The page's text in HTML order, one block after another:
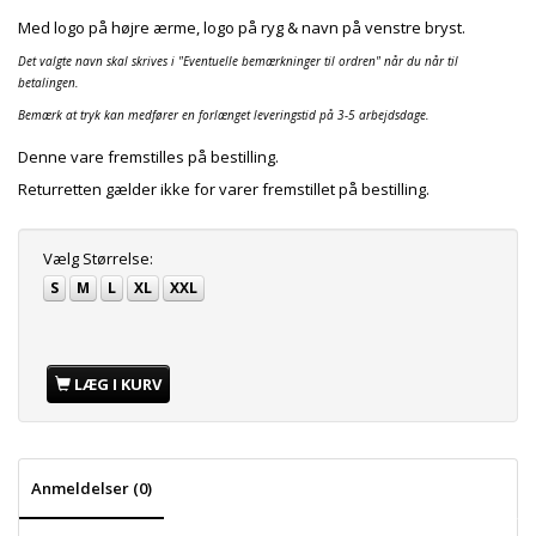
Med logo på højre ærme, logo på ryg & navn på venstre bryst.
Det valgte navn skal skrives i "Eventuelle bemærkninger til ordren" når du når til
betalingen.
Bemærk at tryk kan medfører en forlænget leveringstid på 3-5 arbejdsdage.
Denne vare fremstilles på bestilling.
Returretten gælder ikke for varer fremstillet på bestilling.
Vælg Størrelse:
S M L XL XXL
LÆG I KURV
Anmeldelser (0)